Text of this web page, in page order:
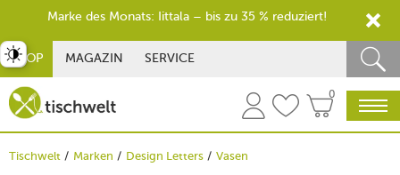
SHOP MAGAZIN SERVICE
0
Tischwelt Marken Design Letters Vasen
umschalten
Marke des Monats: Iittala – bis zu 35 % reduziert!